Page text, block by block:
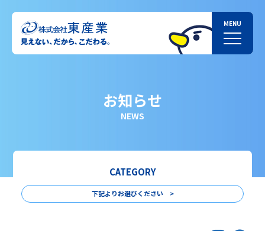
お知らせ
NEWS
CATEGORY
下記よりお選びください >